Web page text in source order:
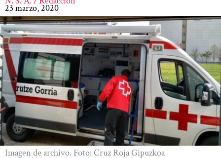
23 marzo, 2020
Imagen de archivo. Foto: Cruz Roja Gipuzkoa